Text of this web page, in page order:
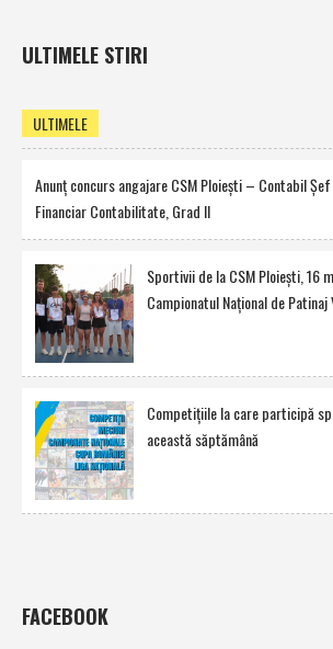
ULTIMELE STIRI
ULTIMELE
Anunţ concurs angajare CSM Ploieşti – Contabil
Financiar Contabilitate, Grad II
Sportivii de la CSM Ploieşti, 16
Campionatul Naţional de Patinaj
Competiţiile la care participă
această săptămână
FACEBOOK